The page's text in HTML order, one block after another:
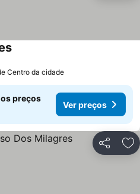
Ver preços
Centro da cidade
preços
Ver preços
Partilhar